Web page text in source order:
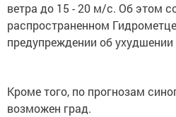
ветра до 15 - 20 м/с. Об этом
распространенном
предупреждении об
Кроме того, по прогнозам
возможен град.